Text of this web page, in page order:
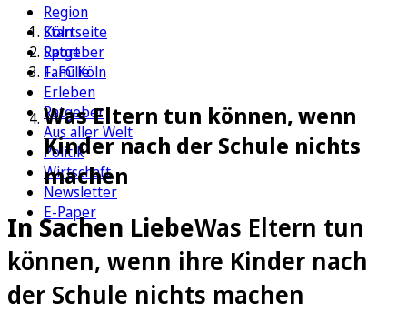
Region
Köln
Sport
1. FC Köln
Erleben
Ratgeber
Aus aller Welt
Politik
Wirtschaft
Newsletter
E-Paper
Startseite
Ratgeber
Familie
Was Eltern tun können, wenn
Kinder nach der Schule nichts
machen
In Sachen LiebeWas Eltern tun
können, wenn ihre Kinder nach
der Schule nichts machen